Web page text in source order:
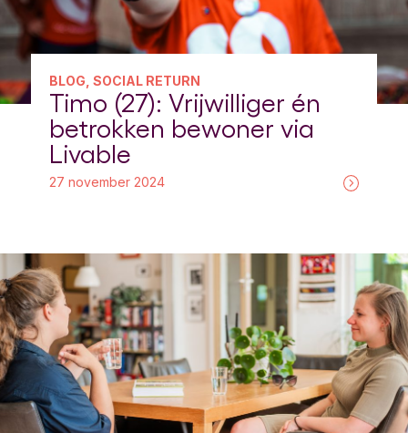
BLOG, SOCIAL RETURN
Timo (27): Vrijwilliger én
betrokken bewoner via
Livable
27 november 2024